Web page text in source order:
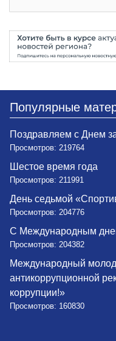
Популярные
Поздравляем с Днем
Просмотров: 219764
Шестое время года
Просмотров: 211991
День седьмой
Просмотров: 204776
С Международным
Просмотров: 204382
Международный
антикоррупционной
коррупции!»
Просмотров: 160830